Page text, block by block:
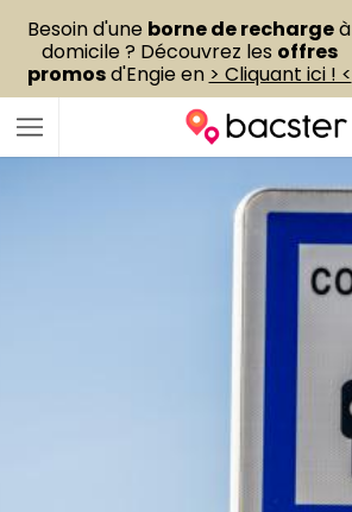
Besoin d'une borne de rechargeà
domicile ? Découvrez les offres
promosd'Engie en > Cliquant ici ! <